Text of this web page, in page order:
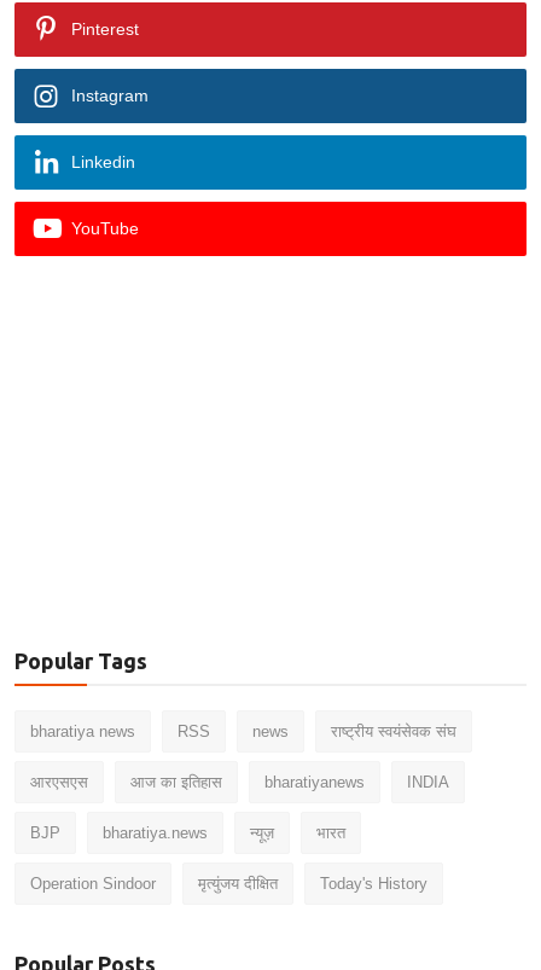
Pinterest
Instagram
Linkedin
YouTube
Popular Tags
bharatiya news RSS news राष्ट्रीय स्वयंसेवक संघ
आरएसएस आज का इतिहास bharatiyanews INDIA
BJP bharatiya.news न्यूज़ भारत
Operation Sindoor मृत्युंजय दीक्षित Today's History
Popular Posts